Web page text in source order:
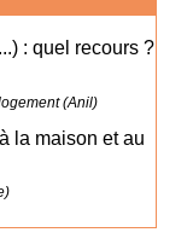
: quel recours ?
(Anil)
la maison et au